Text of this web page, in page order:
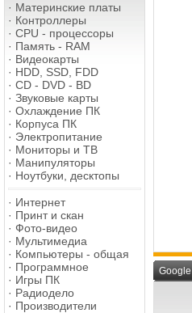
· Материнские платы
· Контроллеры
· CPU - процессоры
· Память - RAM
· Видеокарты
· HDD, SSD, FDD
· CD - DVD - BD
· Звуковые карты
· Охлаждение ПК
· Корпуса ПК
· Электропитание
· Мониторы и ТВ
· Манипуляторы
· Ноутбуки, десктопы
· Интернет
· Принт и скан
· Фото-видео
· Мультимедиа
· Компьютеры - общая
· Программное
· Игры ПК
· Радиодело
· Производители
Google